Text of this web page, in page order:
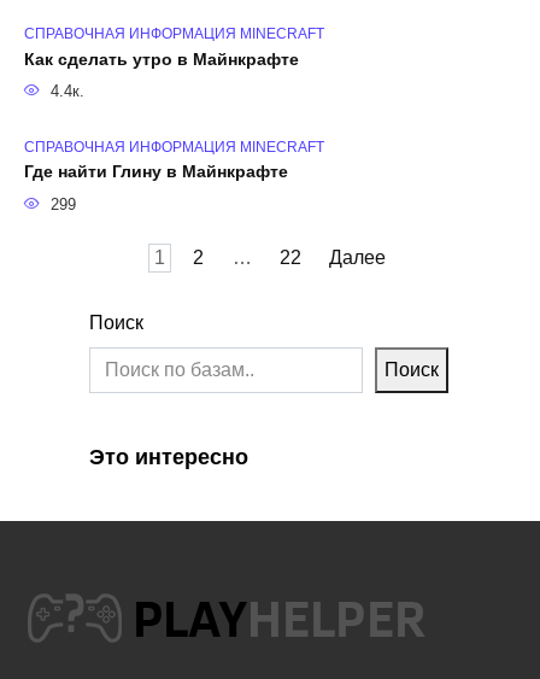
СПРАВОЧНАЯ ИНФОРМАЦИЯ MINECRAFT
Как сделать утро в Майнкрафте
4.4к.
СПРАВОЧНАЯ ИНФОРМАЦИЯ MINECRAFT
Где найти Глину в Майнкрафте
299
1 2 … 22 Далее
Поиск
Поиск
Это интересно